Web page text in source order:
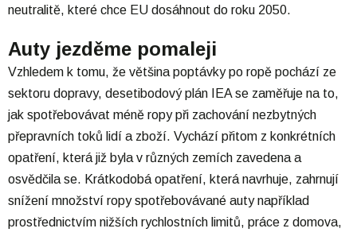
neutralitě, které chce EU dosáhnout do roku 2050.
Auty jezděme pomaleji
Vzhledem k tomu, že většina poptávky po ropě pochází ze
sektoru dopravy, desetibodový plán IEA se zaměřuje na to,
jak spotřebovávat méně ropy při zachování nezbytných
přepravních toků lidí a zboží. Vychází přitom z konkrétních
opatření, která již byla v různých zemích zavedena a
osvědčila se. Krátkodobá opatření, která navrhuje, zahrnují
snížení množství ropy spotřebovávané auty například
prostřednictvím nižších rychlostních limitů, práce z domova,